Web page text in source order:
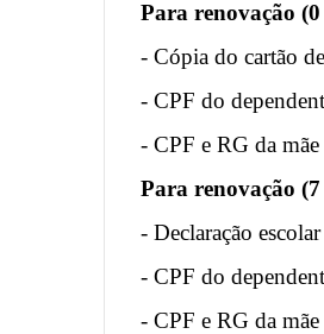
Para renovação
- Cópia do cartão
- CPF do
- CPF e RG da
Para renovação
- Declaração escolar
- CPF do
- CPF e RG da